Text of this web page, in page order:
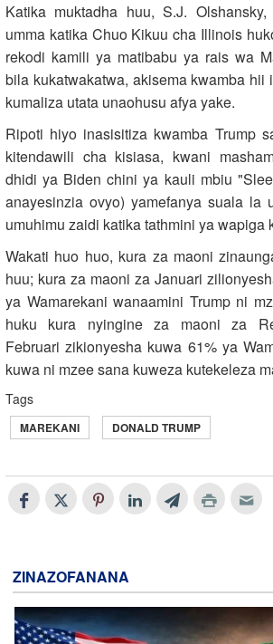
Katika muktadha huu, S.J.
umma katika Chuo Kikuu cha Illinois
rekodi kamili ya matibabu ya rais wa
bila kukatwakatwa, akisema kwamba hii
kumaliza utata unaohusu afya yake.
Ripoti hiyo inasisitiza kwamba Trump
kitendawili cha kisiasa, kwani
dhidi ya Biden chini ya kauli mbiu
anayesinzia ovyo) yamefanya suala la
umuhimu zaidi katika tathmini ya wapiga
Wakati huo huo, kura za maoni
huu; kura za maoni za Januari
ya Wamarekani wanaamini Trump ni
huku kura nyingine za maoni za
Februari zikionyesha kuwa 61% ya
kuwa ni mzee sana kuweza kutekeleza
Tags
MAREKANI DONALD TRUMP
ZINAZOFANANA